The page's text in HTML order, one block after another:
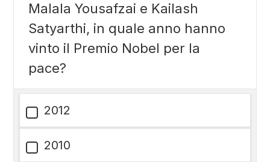
Malala Yousafzai e Kailash
Satyarthi, in quale anno hanno
vinto il Premio Nobel per la
pace?
2012
2010